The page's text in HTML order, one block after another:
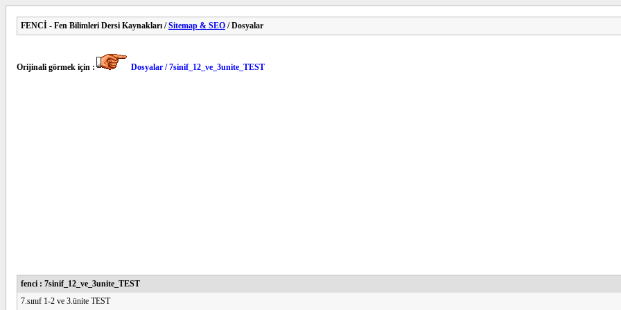
FENCİ - Fen Bilimleri Dersi Kaynakları /Sitemap & SEO / Dosyalar
Orijinali görmek için : Dosyalar / 7sinif_12_ve_3unite_TEST
fenci : 7sinif_12_ve_3unite_TEST
7.sınıf 1-2 ve 3.ünite TEST